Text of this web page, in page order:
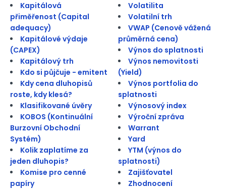
Kapitálová
přiměřenost (Capital
adequacy)
Kapitálové výdaje
(CAPEX)
Kapitálový trh
Kdo si půjčuje - emitent
Kdy cena dluhopisů
roste, kdy klesá?
Klasifikované úvěry
KOBOS (Kontinuální
Burzovní Obchodní
Systém)
Kolik zaplatíme za
jeden dluhopis?
Komise pro cenné
papíry
Volatilita
Volatilní trh
VWAP (Cenově vážená
průměrná cena)
Výnos do splatnosti
Výnos nemovitosti
(Yield)
Výnos portfolia do
splatnosti
Výnosový index
Výroční zpráva
Warrant
Yard
YTM (výnos do
splatnosti)
Zajišťovatel
Zhodnocení